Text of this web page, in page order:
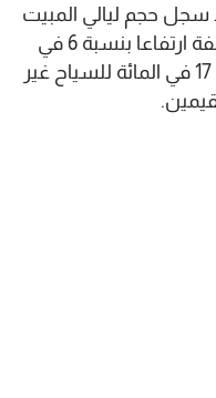
سجل حجم ليالي المبيت
بمؤسسات الإيواء السياحي المصنفة ارتفاعا بنسبة 6 في
المائة مقارنة بيوليوز 2023، أي زائد 17 في المائة للسياح غير